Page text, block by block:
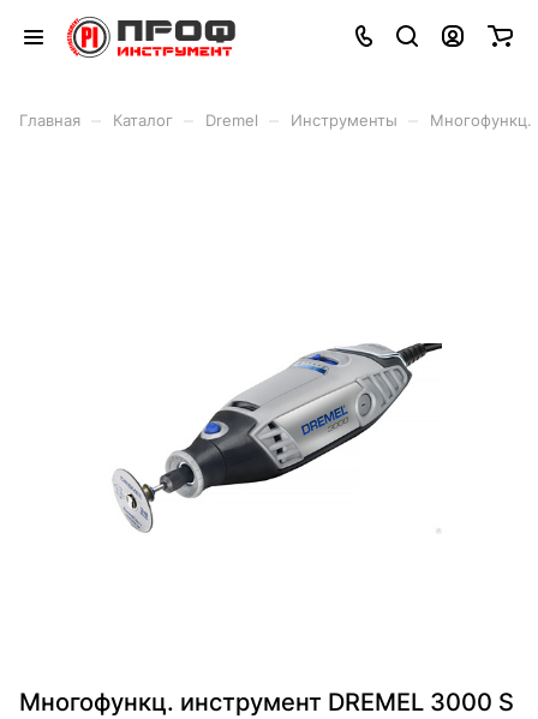
Главная Каталог Dremel Инструменты Многофункц.
Многофункц. инструмент DREMEL 3000 S